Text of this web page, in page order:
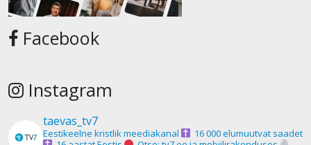
Facebook
Instagram
taevas_tv7
Eestikeelne kristlik meediakanal
16 000 elumuutvat saadet